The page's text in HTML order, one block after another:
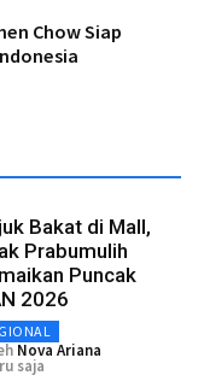
Chow Siap
Bakat di Mall,
Prabumulih
Puncak
2026
Nova Ariana
saja